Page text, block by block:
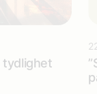
tydlighet